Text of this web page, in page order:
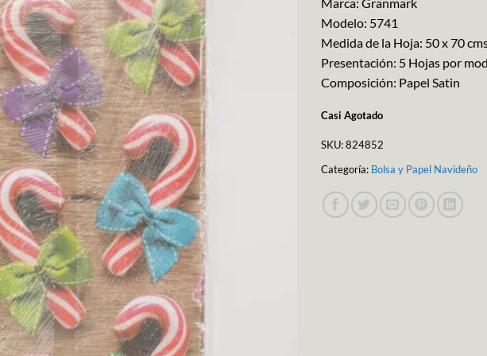
Marca: Granmark
Modelo: 5741
Medida de la Hoja: 50 x 70
Presentación: 5 Hojas por
Composición: Papel Satin
Casi Agotado
SKU:824852
Categoría: Bolsa y Papel Navideño